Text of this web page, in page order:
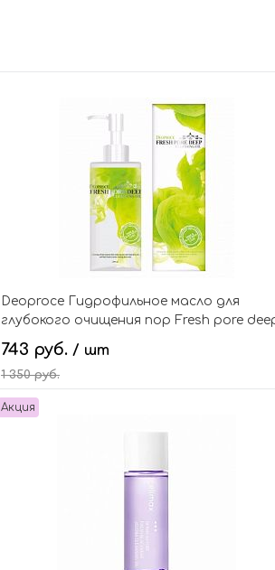
Deoproce Гидрофильное масло для
глубокого очищения пор Fresh pore
cleansing oil
743 руб. / шт
1 350 руб.
Акция